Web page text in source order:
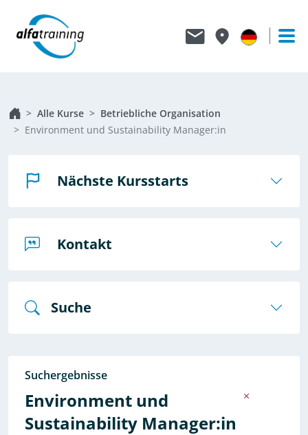
Alle Kurse
Betriebliche Organisation
Environment und Sustainability Manager:in
Nächste Kursstarts
Suche
Kontakt
Suchergebnisse
Environment und
Sustainability Manager:in